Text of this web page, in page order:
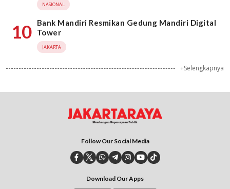
NASIONAL
10
Bank Mandiri Resmikan Gedung Mandiri Digital
Tower
JAKARTA
+Selengkapnya
Follow Our Social Media
Download Our Apps